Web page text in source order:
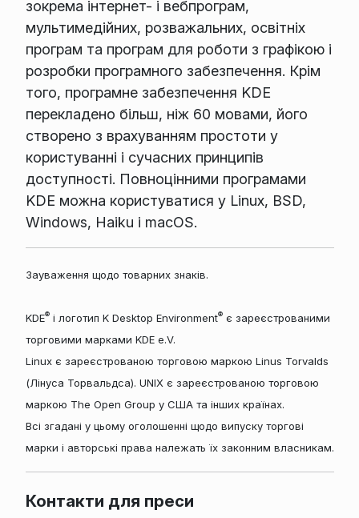
зокрема інтернет- і вебпрограм,
мультимедійних, розважальних, освітніх
програм та програм для роботи з графікою і
розробки програмного забезпечення. Крім
того, програмне забезпечення KDE
перекладено більш, ніж 60 мовами, його
створено з врахуванням простоти у
користуванні і сучасних принципів
доступності. Повноцінними програмами
KDE можна користуватися у Linux, BSD,
Windows, Haiku і macOS.
Зауваження щодо товарних знаків.
KDE®і логотип K Desktop Environment®є зареєстрованими
торговими марками KDE e.V.
Linux є зареєстрованою торговою маркою Linus Torvalds
(Лінуса Торвальдса). UNIX є зареєстрованою торговою
маркою The Open Group у США та інших країнах.
Всі згадані у цьому оголошенні щодо випуску торгові
марки і авторські права належать їх законним власникам.
Контакти для преси